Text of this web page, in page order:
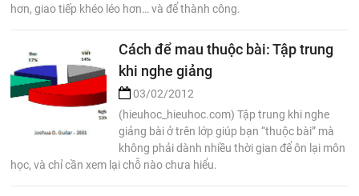
hơn, giao tiếp khéo léo hơn… và để thành công.
Cách để mau thuộc bài: Tập trung
khi nghe giảng
03/02/2012
(hieuhoc_hieuhoc.com) Tập trung khi nghe
giảng bài ở trên lớp giúp bạn “thuộc bài” mà
không phải dành nhiều thời gian để ôn lại môn
học, và chỉ cần xem lại chỗ nào chưa hiểu.